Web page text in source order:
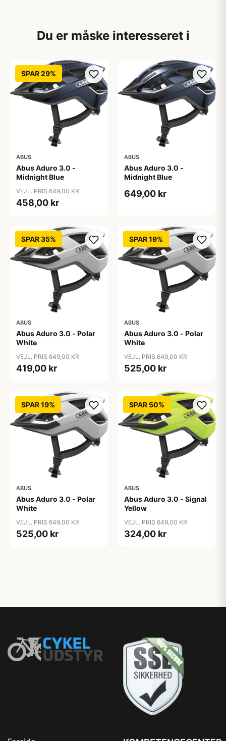
Du er måske interesseret i
SPAR 29%
ABUS
Abus Aduro 3.0 -
Midnight Blue
VEJL. PRIS 649,00 KR
458,00 kr
ABUS
Abus Aduro 3.0 -
Midnight Blue
649,00 kr
SPAR 35%
ABUS
Abus Aduro 3.0 - Polar
White
VEJL. PRIS 649,00 KR
419,00 kr
SPAR 19%
ABUS
Abus Aduro 3.0 - Polar
White
VEJL. PRIS 649,00 KR
525,00 kr
SPAR 19%
ABUS
Abus Aduro 3.0 - Polar
White
VEJL. PRIS 649,00 KR
525,00 kr
SPAR 50%
ABUS
Abus Aduro 3.0 - Signal
Yellow
VEJL. PRIS 649,00 KR
324,00 kr